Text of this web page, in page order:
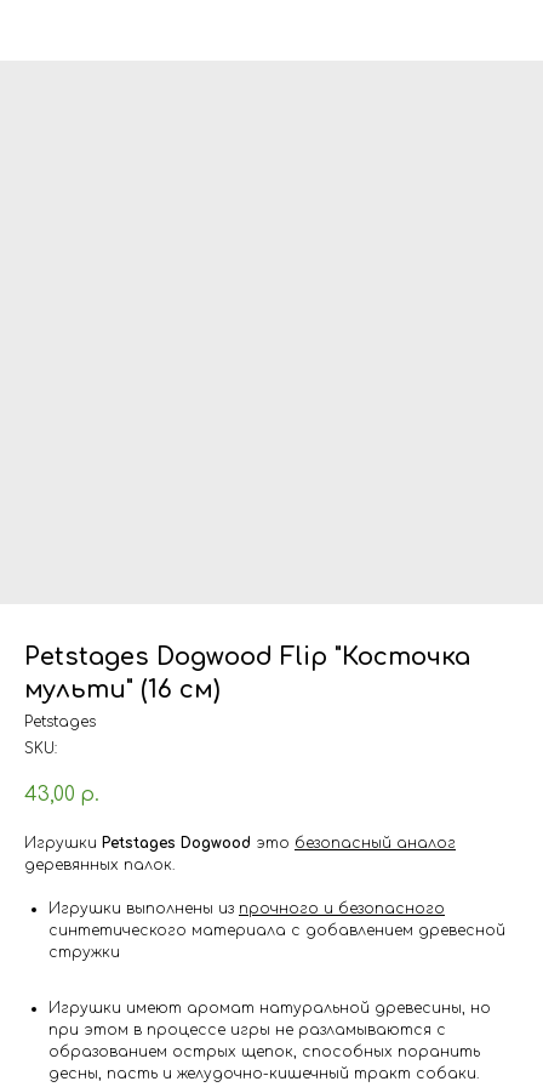
Petstages Dogwood Flip "Косточка
мульти" (16 см)
Petstages
SKU:
43,00 р.
Игрушки Petstages Dogwood это безопасный аналог
деревянных палок.
Игрушки выполнены из прочного и безопасного
синтетического материала с добавлением древесной
стружки
Игрушки имеют аромат натуральной древесины, но
при этом в процессе игры не разламываются с
образованием острых щепок, способных поранить
десны, пасть и желудочно-кишечный тракт собаки.